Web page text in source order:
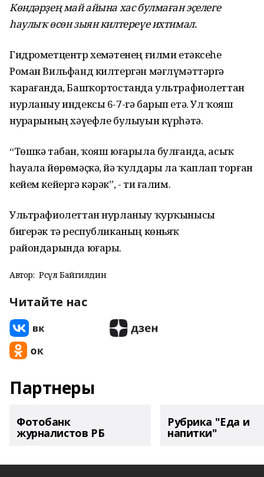
Көндәрҙең май айына хас булмаған эҫелеге
һаулыҡ өсөн зыян килтереүе ихтимал.
Гидрометцентр хеҙмәтенең ғилми етәксеһе
Роман Вильфанд килтергән мәғлүмәттәргә
ҡарағанда, Башҡортостанда ультрафиолеттан
нурланыу индексы 6-7-гә барып етә. Ул ҡояш
нурҙарының хәүефле булыуын күрһәтә.
“Төшкә табан, ҡояш юғарыла булғанда, асыҡ
һауала йөрөмәҫкә, йә ҡулдарҙы ла ҡаплап торған
кейем кейергә кәрәк”, - ти ғалим.
Ультрафиолеттан нурланыу ҡурҡынысы
бигерәк тә республиканың көньяҡ
райондарында юғары.
Автор: Рәсүл Байгилдин
Читайте нас
Партнеры
Фотобанк
журналистов РБ
Рубрика "Еда и
напитки"